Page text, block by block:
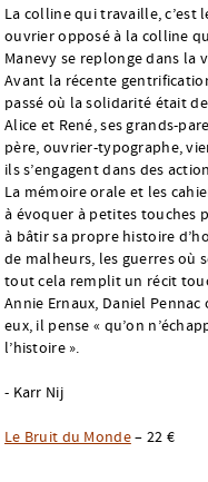
La colline qui travaille, c’est
ouvrier opposé à la colline
Manevy se replonge dans la
Avant la récente
passé où la solidarité était
Alice et René, ses grands-
père, ouvrier-typographe,
ils s’engagent dans des
La mémoire orale et les
à évoquer à petites touches
à bâtir sa propre histoire
de malheurs, les guerres où
tout cela remplit un récit
Annie Ernaux, Daniel
eux, il pense « qu’on
l’histoire ».
- Karr Nij
Le Bruit du Monde– 22 €